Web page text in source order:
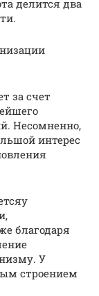
делится два
за счет
Несомненно,
интерес
благодаря
У
строением